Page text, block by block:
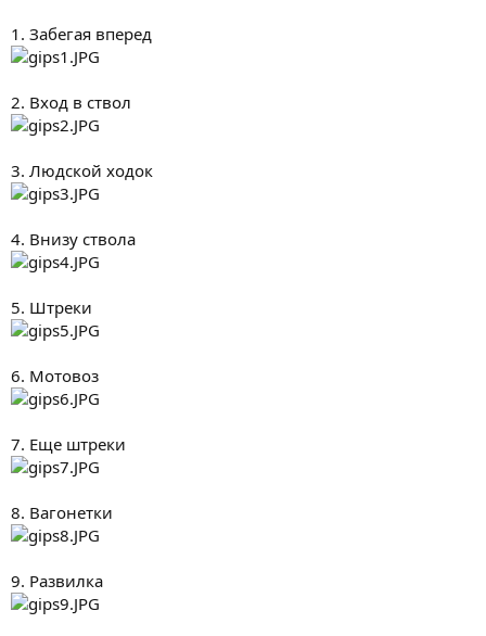
1. Забегая вперед
2. Вход в ствол
3. Людской ходок
4. Внизу ствола
5. Штреки
6. Мотовоз
7. Еще штреки
8. Вагонетки
9. Развилка